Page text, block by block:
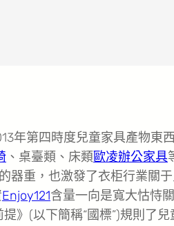
年第四時度兒童家具產物東
、桌臺類、床類歐凌辦公家具
器重，也激發了衣柜行業關
Enjoy121含量一向是寬大怙恃
》(以下簡稱“國標”)規則了